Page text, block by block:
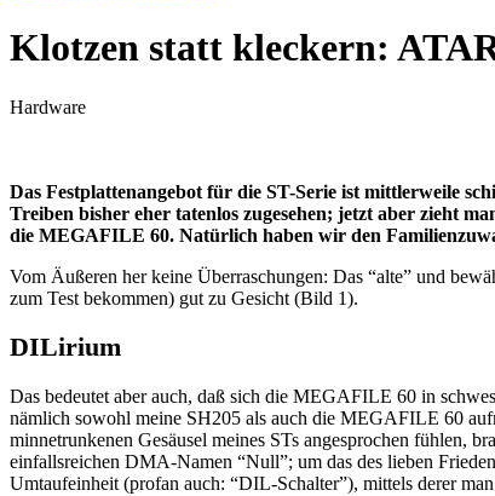
Klotzen statt kleckern:
Hardware
Das Festplattenangebot für die ST-Serie ist mittlerweile
Treiben bisher eher tatenlos zugesehen; jetzt aber zieht
die MEGAFILE 60. Natürlich haben wir den
Vom Äußeren her keine Überraschungen: Das “alte” und
zum Test bekommen) gut zu Gesicht (Bild 1).
DILirium
Das bedeutet aber auch, daß sich die MEGAFILE 60 in
nämlich sowohl meine SH205 als auch die MEGAFILE 60
minnetrunkenen Gesäusel meines STs angesprochen fühlen,
einfallsreichen DMA-Namen “Null”; um das des lieben
Umtaufeinheit (profan auch: “DIL-Schalter”), mittels derer